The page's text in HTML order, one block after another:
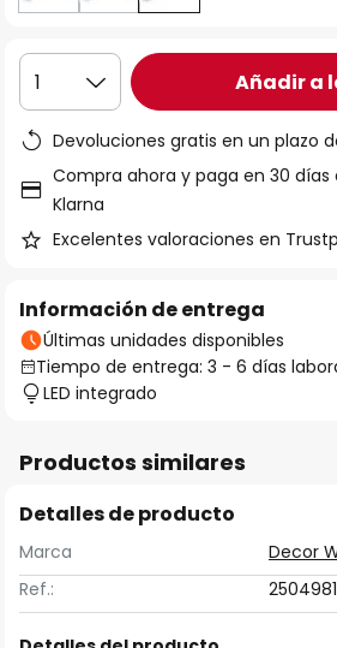
1 Añadir a
Devoluciones gratis en un plazo
Compra ahora y paga en 30 días
Klarna
Excelentes valoraciones en
Información de entrega
Últimas unidades disponibles
Tiempo de entrega: 3 - 6 días
LED integrado
Productos similares
Detalles de producto
Marca
Decor
Ref.:
2504981